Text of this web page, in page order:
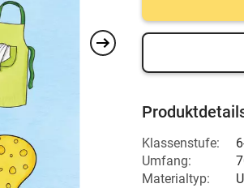
Klassenstufe:
Umfang:
Materialtyp: